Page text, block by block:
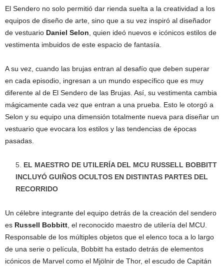
El Sendero no solo permitió dar rienda suelta a la creatividad a los
equipos de diseño de arte, sino que a su vez inspiró al diseñador
de vestuario Daniel Selon , quien ideó nuevos e icónicos estilos de
vestimenta imbuidos de este espacio de fantasía.
A su vez, cuando las brujas entran al desafío que deben superar
en cada episodio, ingresan a un mundo específico que es muy
diferente al de El Sendero de las Brujas. Así, su vestimenta cambia
mágicamente cada vez que entran a una prueba. Esto le otorgó a
Selon y su equipo una dimensión totalmente nueva para diseñar un
vestuario que evocara los estilos y las tendencias de épocas
pasadas.
EL MAESTRO DE UTILERÍA DEL MCU RUSSELL BOBBITT
INCLUYÓ GUIÑOS OCULTOS EN DISTINTAS PARTES DEL
RECORRIDO
Un célebre integrante del equipo detrás de la creación del sendero
es Russell Bobbitt , el reconocido maestro de utilería del MCU.
Responsable de los múltiples objetos que el elenco toca a lo largo
de una serie o película, Bobbitt ha estado detrás de elementos
icónicos de Marvel como el Mjölnir de Thor, el escudo de Capitán